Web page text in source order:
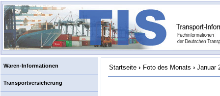
Waren-Informationen
Transportversicherung
Startseite › Foto des Monats › Januar